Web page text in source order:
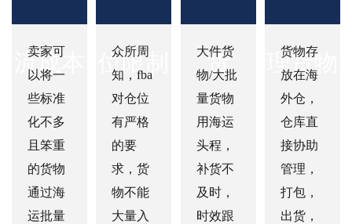
流成本
卖家可
以将一
些标准
化不多
且笨重
的货物
通过海
运批量
位限制
众所周
知，fba
对仓位
有严格
的要
求，货
物不能
大量入
货
大件货
物/大批
量货物
用海运
头程，
补货不
及时，
时效跟
理货物
货物存
放在海
外仓，
仓库直
接协助
管理，
打包，
出货，